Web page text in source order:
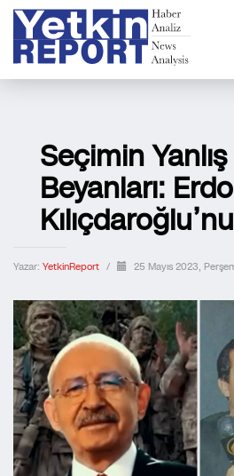
Seçimin Yanlış
Beyanları:
Yazar: YetkinReport / 25 Mayıs 2023,